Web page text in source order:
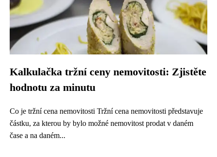
Kalkulačka tržní ceny nemovitosti: Zjistěte
hodnotu za minutu
Co je tržní cena nemovitosti Tržní cena nemovitosti představuje
částku, za kterou by bylo možné nemovitost prodat v daném
čase a na daném...